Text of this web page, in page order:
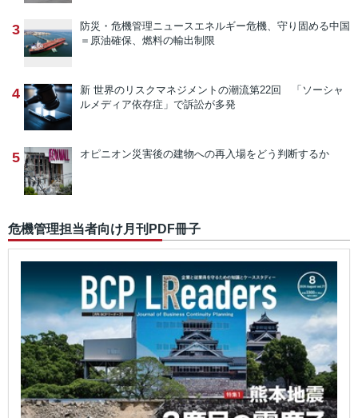
3 防災・危機管理ニュースエネルギー危機、守り固める中国
＝原油確保、燃料の輸出制限
4 新 世界のリスクマネジメントの潮流第22回 「ソーシャ
ルメディア依存症」で訴訟が多発
5 オピニオン災害後の建物への再入場をどう判断するか
危機管理担当者向け月刊PDF冊子